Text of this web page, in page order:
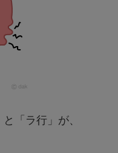
「ラ行」が、